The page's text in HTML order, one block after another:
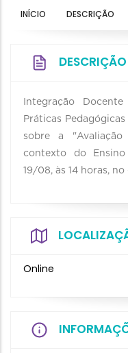
INÍCIO DESCRIÇÃO
DESCRIÇÃO
Integração
Práticas
sobre a
contexto do
19/08, às 14 horas,
Online